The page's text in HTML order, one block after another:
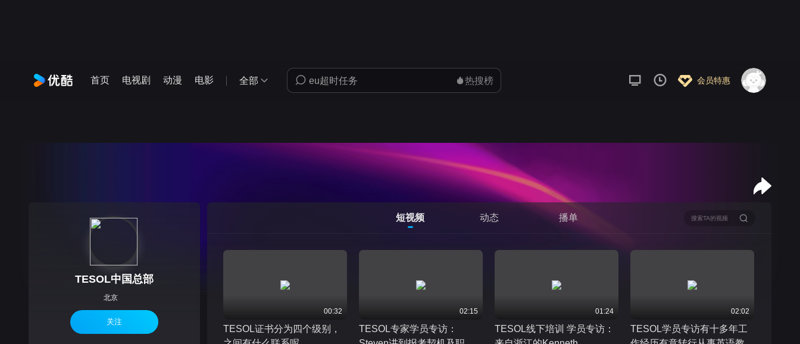
首页 电视剧 动漫 电影 全部 热搜榜 会员特惠
TESOL中国总部
北京
关注
短视频 动态 播单
00:32
TESOL证书分为四个级别，
02:15
TESOL专家学员专访：
01:24
TESOL线下培训 学员专访：
02:02
TESOL学员专访有十多年工